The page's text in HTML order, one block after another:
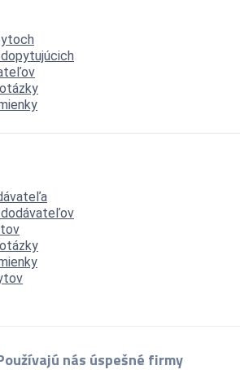
dodávateľov
nás úspešné firmy